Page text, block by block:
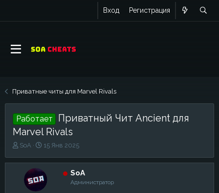
Вход Регистрация
Приватные читы для Marvel Rivals
Работает
Приватный Чит Ancient для
Marvel Rivals
А
т
SoA
Д
т
а
н
а
15 Янв 2025
SoA
Администратор